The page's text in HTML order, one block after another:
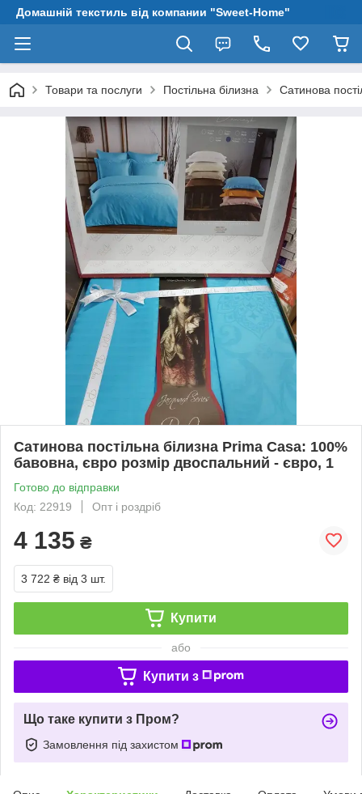
Домашній текстиль від компании "Sweet-Home"
Товари та послуги Постільна білизна Сатинова
Сатинова постільна білизна Prima Casa: 100%
бавовна, євро розмір двоспальний - євро, 1
Готово до відправки
Код: 22919
Опт і роздріб
4 135 ₴
3 722 ₴ від 3 шт.
Купити
або
Купити з
Що таке купити з Пром?
Замовлення під захистом